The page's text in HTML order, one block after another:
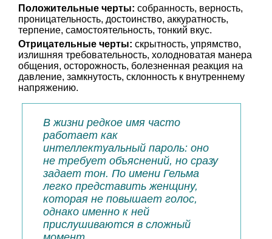
Положительные черты: собранность, верность,
проницательность, достоинство, аккуратность,
терпение, самостоятельность, тонкий вкус.
Отрицательные черты: скрытность, упрямство,
излишняя требовательность, холодноватая манера
общения, осторожность, болезненная реакция на
давление, замкнутость, склонность к внутреннему
напряжению.
В жизни редкое имя часто
работает как
интеллектуальный пароль: оно
не требует объяснений, но сразу
задает тон. По имени Гельма
легко представить женщину,
которая не повышает голос,
однако именно к ней
прислушиваются в сложный